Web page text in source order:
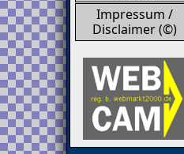
Impressum /
Disclaimer (©)